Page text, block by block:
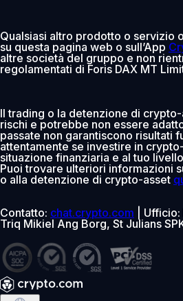
Qualsiasi altro prodotto o servizio
su questa pagina web o sull’App
altre società del gruppo e non
regolamentati di Foris DAX MT
Il trading o la detenzione di
rischi e potrebbe non essere
passate non garantiscono risultati
attentamente se investire in
situazione finanziaria e al tuo
Puoi trovare ulteriori informazioni
o alla detenzione di crypto-asset
Contatto: chat.crypto.com |
Triq Mikiel Ang Borg, St Julians